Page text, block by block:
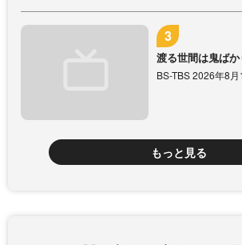
渡る世間は鬼ば
BS-TBS 2026年8
もっと見る